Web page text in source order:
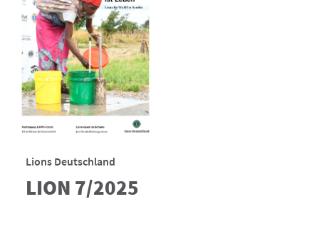
Lions Deutschland
LION 7/2025